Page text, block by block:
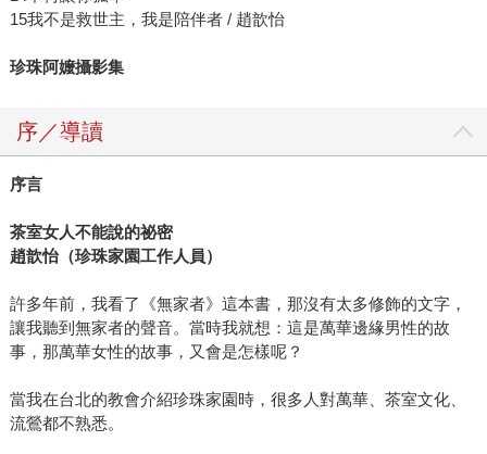
15我不是救世主，我是陪伴者 / 趙歆怡
珍珠阿嬤攝影集
序／導讀
序言
茶室女人不能說的祕密
趙歆怡（珍珠家園工作人員）
許多年前，我看了《無家者》這本書，那沒有太多修飾的文字，
讓我聽到無家者的聲音。當時我就想：這是萬華邊緣男性的故
事，那萬華女性的故事，又會是怎樣呢？
當我在台北的教會介紹珍珠家園時，很多人對萬華、茶室文化、
流鶯都不熟悉。